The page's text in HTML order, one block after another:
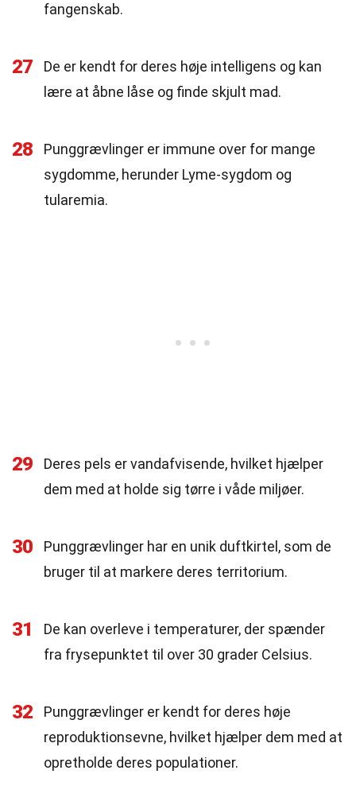
fangenskab.
27
De er kendt for deres høje intelligens og kan
lære at åbne låse og finde skjult mad.
28
Punggrævlinger er immune over for mange
sygdomme, herunder Lyme-sygdom og
tularemia.
29
Deres pels er vandafvisende, hvilket hjælper
dem med at holde sig tørre i våde miljøer.
30
Punggrævlinger har en unik duftkirtel, som de
bruger til at markere deres territorium.
31
De kan overleve i temperaturer, der spænder
fra frysepunktet til over 30 grader Celsius.
32
Punggrævlinger er kendt for deres høje
reproduktionsevne, hvilket hjælper dem med at
opretholde deres populationer.